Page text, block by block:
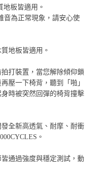
板皆適用。
音為正常現象，請安心使
地板皆適用。
打裝置，當您解除傾仰鎖
壓一下椅背，聽到「啪」
時被突然回彈的椅背撞擊
全新高透氣、耐摩、耐衝
。
通過強度與穩定測試，動